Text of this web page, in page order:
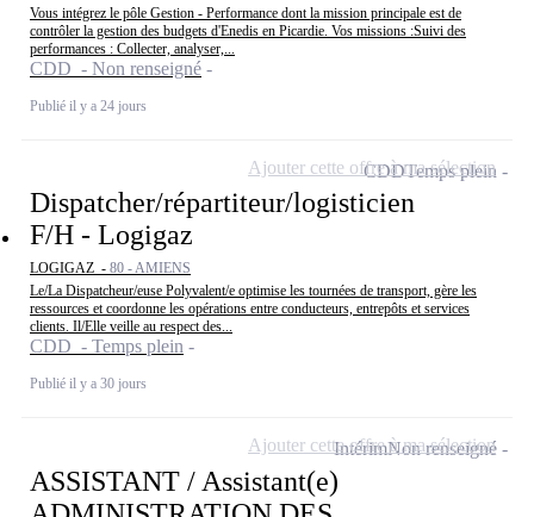
Vous intégrez le pôle Gestion - Performance dont la mission principale est de
contrôler la gestion des budgets d'Enedis en Picardie. Vos missions :Suivi des
performances : Collecter, analyser,...
CDD - Non renseigné
Publié il y a 24 jours
Dispatcher/répartiteur/logisticien
F/H - Logigaz
LOGIGAZ - 80 - AMIENS
Le/La Dispatcheur/euse Polyvalent/e optimise les tournées de transport, gère les
ressources et coordonne les opérations entre conducteurs, entrepôts et services
clients. Il/Elle veille au respect des...
CDD - Temps plein
Publié il y a 30 jours
CDDTemps plein
Ajouter cette offre à ma sélection
ASSISTANT / Assistant(e)
IntérimNon renseigné
Ajouter cette offre à ma sélection